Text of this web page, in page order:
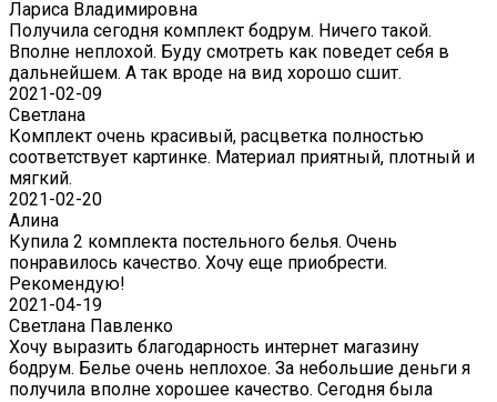
Лариса Владимировна
Получила сегодня комплект бодрум. Ничего такой.
Вполне неплохой. Буду смотреть как поведет себя в
дальнейшем. А так вроде на вид хорошо сшит.
2021-02-09
Светлана
Комплект очень красивый, расцветка полностью
соответствует картинке. Материал приятный, плотный и
мягкий.
2021-02-20
Алина
Купила 2 комплекта постельного белья. Очень
понравилось качество. Хочу еще приобрести.
Рекомендую!
2021-04-19
Светлана Павленко
Хочу выразить благодарность интернет магазину
бодрум. Белье очень неплохое. За небольшие деньги я
получила вполне хорошее качество. Сегодня была